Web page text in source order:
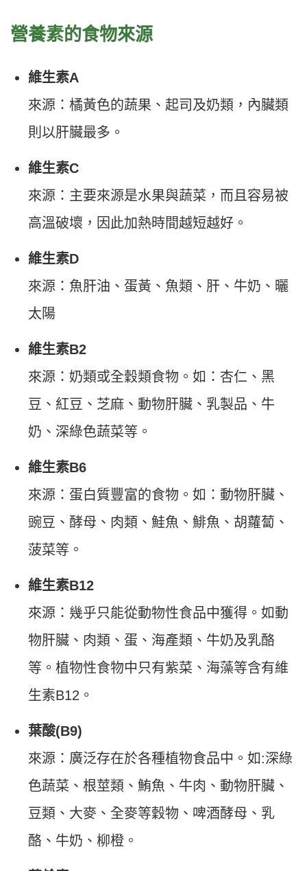
營養素的食物來源
維生素A
來源：橘黃色的蔬果、起司及奶類，內臟類
則以肝臟最多。
維生素C
來源：主要來源是水果與蔬菜，而且容易被
高溫破壞，因此加熱時間越短越好。
維生素D
來源：魚肝油、蛋黃、魚類、肝、牛奶、曬
太陽
維生素B2
來源：奶類或全穀類食物。如：杏仁、黑
豆、紅豆、芝麻、動物肝臟、乳製品、牛
奶、深綠色蔬菜等。
維生素B6
來源：蛋白質豐富的食物。如：動物肝臟、
豌豆、酵母、肉類、鮭魚、鯡魚、胡蘿蔔、
菠菜等。
維生素B12
來源：幾乎只能從動物性食品中獲得。如動
物肝臟、肉類、蛋、海產類、牛奶及乳酪
等。植物性食物中只有紫菜、海藻等含有維
生素B12。
葉酸(B9)
來源：廣泛存在於各種植物食品中。如:深綠
色蔬菜、根莖類、鮪魚、牛肉、動物肝臟、
豆類、大麥、全麥等穀物、啤酒酵母、乳
酪、牛奶、柳橙。